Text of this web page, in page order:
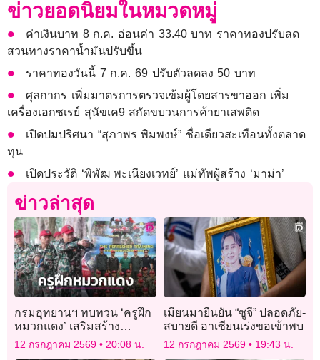
ข่าวยอดนิยมในหมวดหมู่
ค่าเงินบาท 8 ก.ค. อ่อนค่า 33.40 บาท ราคาทองปรับลด
สวนทางราคาน้ำมันปรับขึ้น
ราคาทองวันนี้ 7 ก.ค. 69 ปรับตัวลดลง 50 บาท
ศุลกากร เพิ่มมาตรการตรวจเข้มผู้โดยสารขาออก เพิ่ม
เครื่องเอกซเรย์ สุนัขเค9 สกัดขบวนการค้ายาเสพติด
เปิดปมปริศนา “สุภาพร พิมพงษ์” ชื่อเดียวสะเทือนทั้งตลาด
ทุน
เปิดประวัติ ‘พิพัฒ พะเนียงเวทย์’ แม่ทัพผู้สร้าง ‘มาม่า’
ข่าวล่าสุด
กรมอุทยานฯ ทบทวน ‘ครูฝึก
หมวกแดง’ เสริมสร้าง
ประสิทธิภาพงานลาด
ตระเวนเชิงคุณภาพ
12 กรกฎาคม 2569 20:08 น.
เมียนมายืนยัน “ซูจี” ปลอดภัย-
สบายดี อาเซียนเร่งขอเข้าพบ
12 กรกฎาคม 2569 19:43 น.